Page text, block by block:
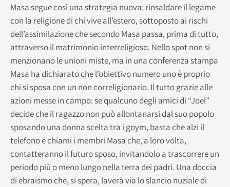
Masa segue così una strategia nuova: rinsaldare il legame
con la religione di chi vive all’estero, sottoposto ai rischi
dell’assimilazione che secondo Masa passa, prima di tutto,
attraverso il matrimonio interreligioso. Nello spot non si
menzionano le unioni miste, ma in una conferenza stampa
Masa ha dichiarato che l’obiettivo numero uno è proprio
chi si sposa con un non correligionario. Il tutto grazie alle
azioni messe in campo: se qualcuno degli amici di “Joel”
decide che il ragazzo non può allontanarsi dal suo popolo
sposando una donna scelta tra i goym, basta che alzi il
telefono e chiami i membri Masa che, a loro volta,
contatteranno il futuro sposo, invitandolo a trascorrere un
periodo più o meno lungo nella terra dei padri. Una doccia
di ebraismo che, si spera, laverà via lo slancio nuziale di